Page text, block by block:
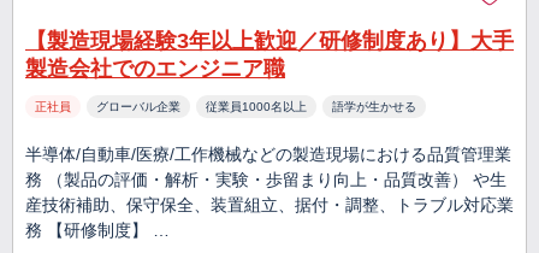
【製造現場経験3年以上歓迎／研修制度あり】大手
製造会社でのエンジニア職
正社員 グローバル企業 従業員1000名以上 語学が生かせる
半導体/自動車/医療/工作機械などの製造現場における品質管理業
務 （製品の評価・解析・実験・歩留まり向上・品質改善） や生
産技術補助、保守保全、装置組立、据付・調整、トラブル対応業
務 【研修制度】 …